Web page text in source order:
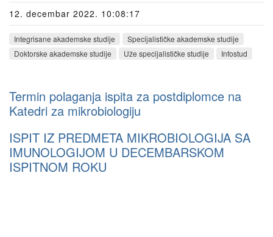
12. decembar 2022. 10:08:17
Integrisane akademske studije
Specijalističke akademske studije
Doktorske akademske studije
Uže specijalističke studije Infostud
Termin polaganja ispita za postdiplomce na
Katedri za mikrobiologiju
ISPIT IZ PREDMETA MIKROBIOLOGIJA SA
IMUNOLOGIJOM U DECEMBARSKOM
ISPITNOM ROKU